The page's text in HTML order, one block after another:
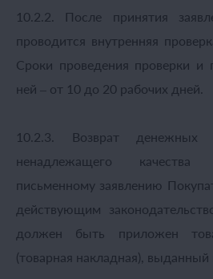
10.2.2. После принятия
проводится внутренняя
Сроки проведения проверки и
ней – от 10 до 20 рабочих дней.
10.2.3. Возврат денежных
ненадлежащего
письменному заявлению
действующим
должен быть приложен
(товарная накладная), выданный